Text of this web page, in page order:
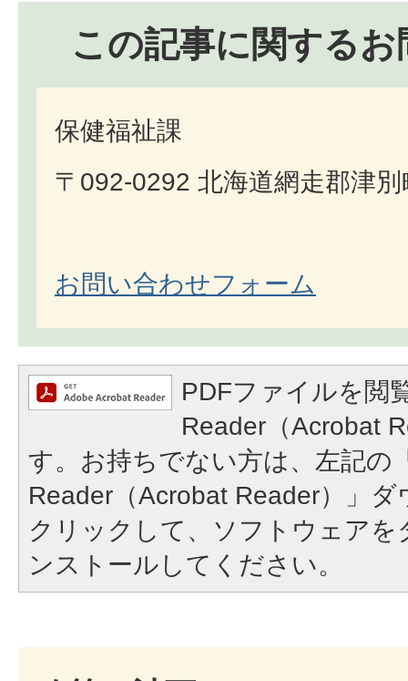
この記事に関する
保健福祉課
〒092-0292 北海道網走郡津
お問い合わせフォーム
PDFファイルを閲
Reader（Acrobat
す。お持ちでない方は、左記の
Reader（Acrobat Reader）」
クリックして、ソフトウェア
ンストールしてください。